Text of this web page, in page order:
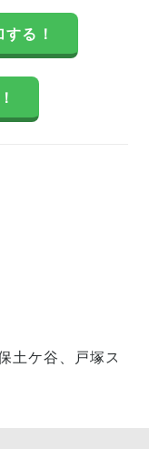
る！
土ケ谷、戸塚スポ